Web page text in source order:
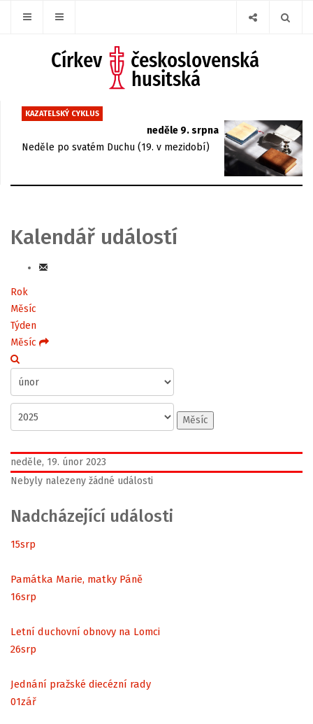
KAZATELSKÝ CYKLUS
neděle 9. srpna
Neděle po svatém Duchu (19. v mezidobí)
Kalendář událostí
Rok
Měsíc
Týden
Měsíc
Měsíc
neděle, 19. únor 2023
Nebyly nalezeny žádné události
Nadcházející události
15srp
Památka Marie, matky Páně
16srp
Letní duchovní obnovy na Lomci
26srp
Jednání pražské diecézní rady
01zář